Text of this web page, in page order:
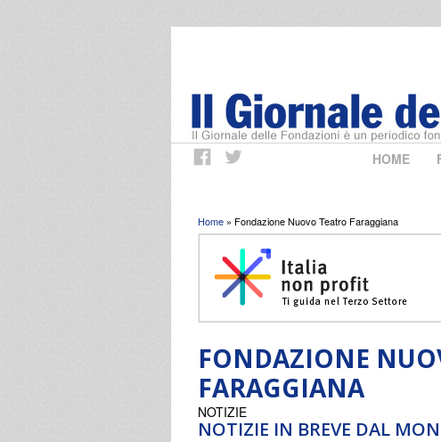
HOME
Tu sei qui
Home » Fondazione Nuovo Teatro Faraggiana
FONDAZIONE
FARAGGIANA
NOTIZIE IN BREVE DAL
NOTIZIE